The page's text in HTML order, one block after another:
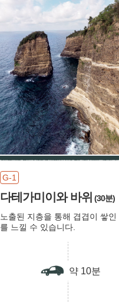
G-1
다테가미이와 바위 (30분)
노출된 지층을 통해 겹겹이 쌓
를 느낄 수 있습니다.
약 10분